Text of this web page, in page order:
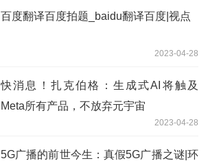
百度翻译百度拍题_baidu翻译百度|视点
2023-04-28
快消息！扎克伯格：生成式AI将触及
Meta所有产品，不放弃元宇宙
2023-04-28
5G广播的前世今生：真假5G广播之谜|环